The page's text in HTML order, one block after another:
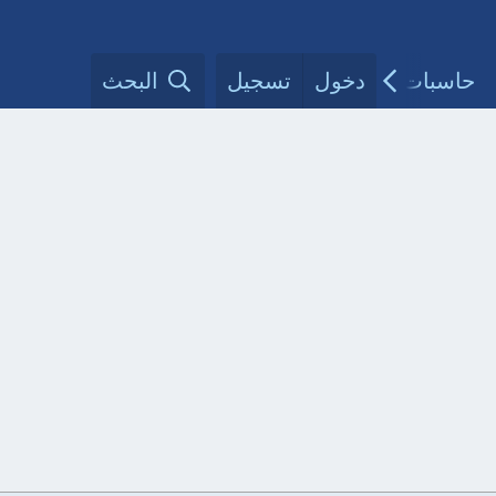
حاسبات طبية مقالات الأطباءدخول تسجيل البحث